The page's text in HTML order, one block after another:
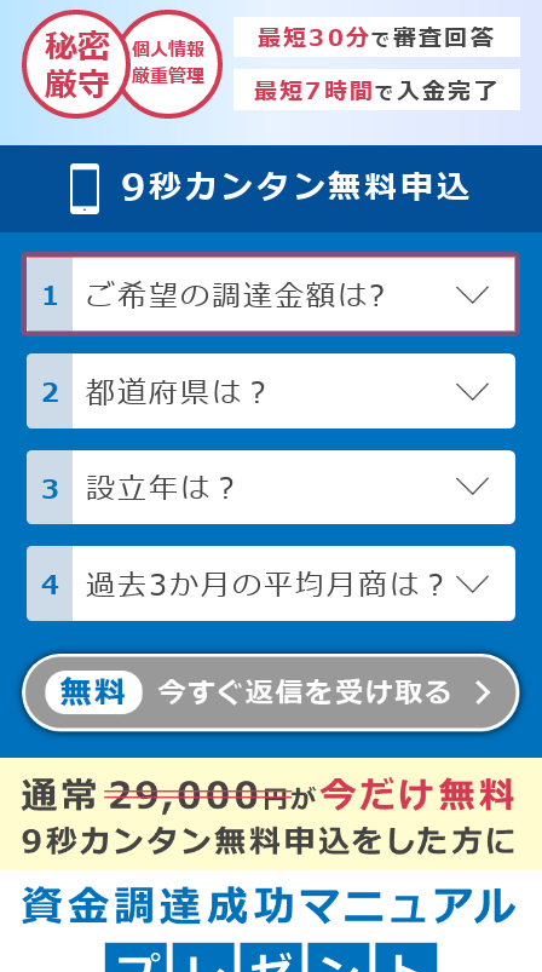
秘密
厳守
個人情報
厳重管理
最短30分で審査回答
最短7時間で入金完了
9秒カンタン無料申込
1 ご希望の調達金額は?
2 都道府県は？
3 設立年は？
4 過去3か月の平均月商は？